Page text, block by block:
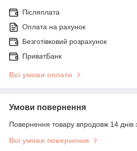
Післяплата
Оплата на рахунок
Безготівковий розрахунок
ПриватБанк
Всі умови оплати
Умови повернення
Повернення товару впродовж 14 днів
Всі умови повернення